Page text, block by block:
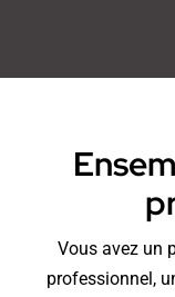
Vous avez un
professionnel,